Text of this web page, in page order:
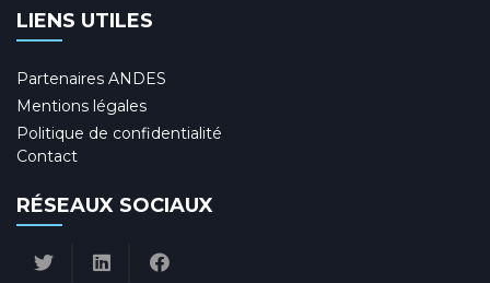
LIENS UTILES
Partenaires ANDES
Mentions légales
Politique de confidentialité
Contact
RÉSEAUX SOCIAUX